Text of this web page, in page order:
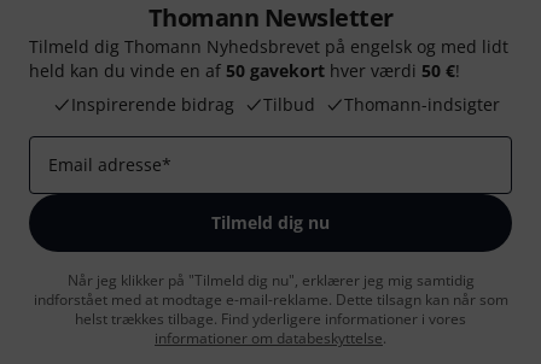
Thomann Newsletter
Tilmeld dig Thomann Nyhedsbrevet på engelsk og med lidt
held kan du vinde en af 50 gavekort hver værdi 50 €!
Inspirerende bidrag
Tilbud Thomann-indsigter
Email adresse*
Tilmeld dig nu
Når jeg klikker på "Tilmeld dig nu", erklærer jeg mig samtidig
indforstået med at modtage e-mail-reklame. Dette tilsagn kan når som
helst trækkes tilbage. Find yderligere informationer i vores
informationer om databeskyttelse.